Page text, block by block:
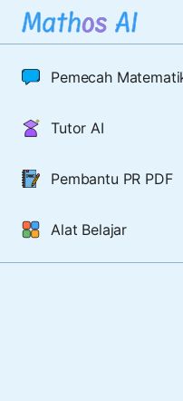
Pemecah
Tutor AI
Pembantu PR PDF
Alat Belajar